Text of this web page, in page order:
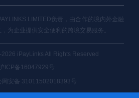
LIMITED负责，由合作的境内外金融
为企业提供安全便利的跨境交易服务。
iPayLinks All Rights Reserved
ICP备16047929号
网安备 31011502018393号